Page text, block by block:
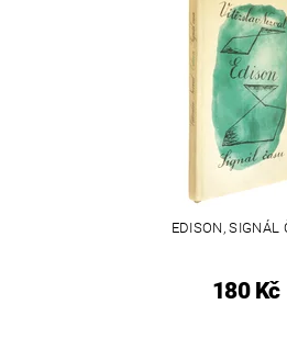
EDISON, SIGNÁL
180 Kč